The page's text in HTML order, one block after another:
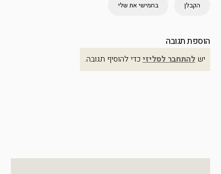
הקבלן בחמישי את שלי
הוספת תגובה
ישלהתחבר לסליזיכדי להוסיף תגובה.